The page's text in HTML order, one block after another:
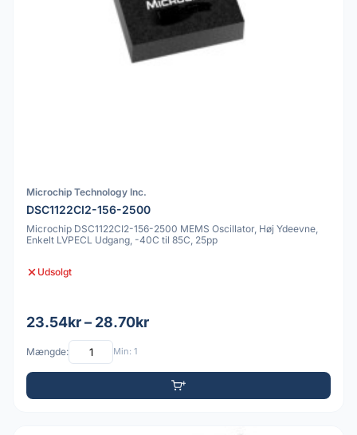
Microchip Technology Inc.
DSC1122CI2-156-2500
Microchip DSC1122CI2-156-2500 MEMS Oscillator, Høj Ydeevne,
Enkelt LVPECL Udgang, -40C til 85C, 25pp
Udsolgt
23.54kr – 28.70kr
Mængde: Min: 1